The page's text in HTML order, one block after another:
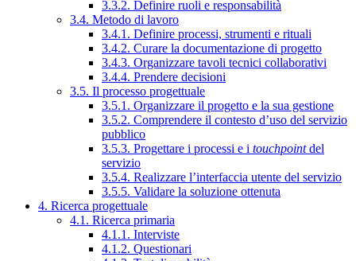
3.3.2. Definire ruoli e responsabilità
3.4. Metodo di lavoro
3.4.1. Definire processi, strumenti e rituali
3.4.2. Curare la documentazione di progetto
3.4.3. Organizzare tavoli tecnici collaborativi
3.4.4. Prendere decisioni
3.5. Il processo progettuale
3.5.1. Organizzare il progetto e la sua gestione
3.5.2. Comprendere il contesto d’uso del servizio
pubblico
3.5.3. Progettare i processi e i touchpointdel
servizio
3.5.4. Realizzare l’interfaccia utente del servizio
3.5.5. Validare la soluzione ottenuta
4. Ricerca progettuale
4.1. Ricerca primaria
4.1.1. Interviste
4.1.2. Questionari